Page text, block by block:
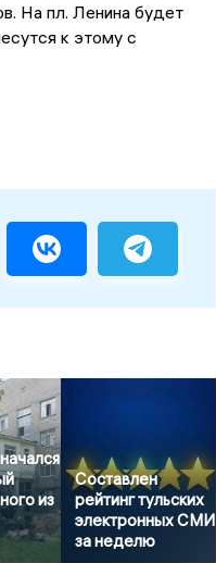
На пл. Ленина будет
к этому с
из
Составлен
рейтинг тульских
электронных СМИ
за неделю